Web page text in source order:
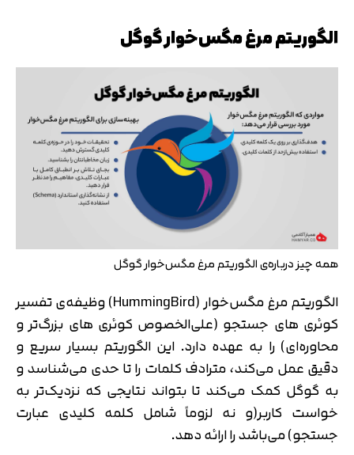
الگوریتم مرغ مگس‌خوار گوگل
همه چیز درباره‌ی الگوریتم مرغ مگس‌خوار گوگل
الگوریتم مرغ مگس‌خوار (HummingBird) وظیفه‌ی تفسیر
کوئری های جستجو (علی‌الخصوص کوئری های بزرگ‌تر و
محاوره‌ای) را به عهده دارد. این الگوریتم بسیار سریع و
دقیق عمل می‌کند، مترادف کلمات را تا حدی می‌شناسد و
به گوگل کمک می‌کند تا بتواند نتایجی که نزدیک‌تر به
خواست کاربر(و نه لزوماً شامل کلمه کلیدی عبارت
جستجو) می‌باشد را ارائه دهد.